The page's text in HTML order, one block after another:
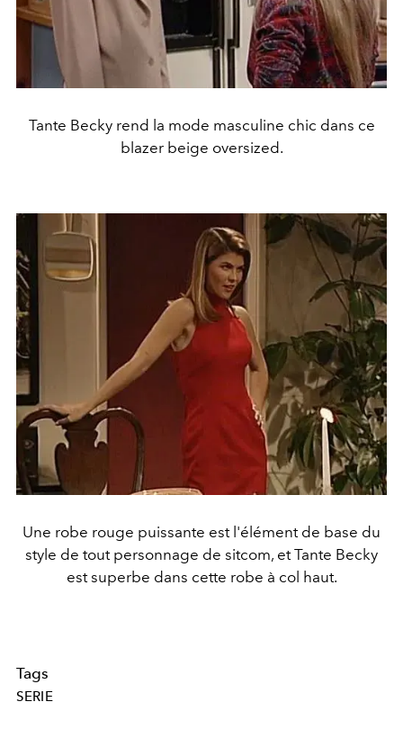
Tante Becky rend la mode masculine chic dans ce
blazer beige oversized.
Une robe rouge puissante est l'élément de base du
style de tout personnage de sitcom, et Tante Becky
est superbe dans cette robe à col haut.
Tags
SERIE